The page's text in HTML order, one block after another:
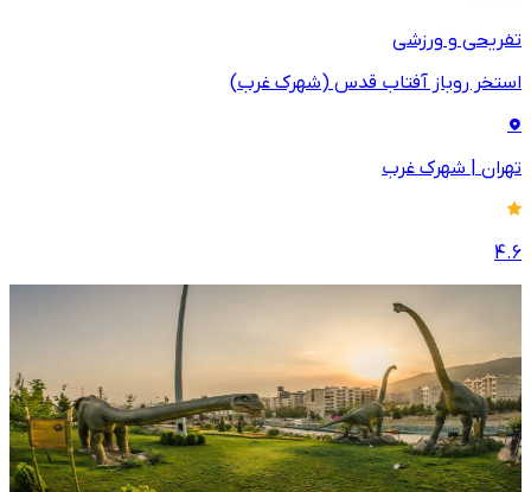
تفریحی و ورزشی
استخر روباز آفتاب قدس (شهرک غرب)
تهران | شهرک غرب
4.6